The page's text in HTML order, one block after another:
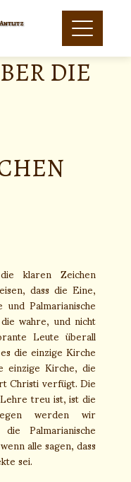
Antlitz
DIE
klaren Zeichen
dass die Eine,
Palmarianische
wahre, und nicht
Leute überall
die einzige Kirche
Kirche, die
Christi verfügt. Die
treu ist, ist die
werden wir
Palmarianische
alle sagen, dass
sei.